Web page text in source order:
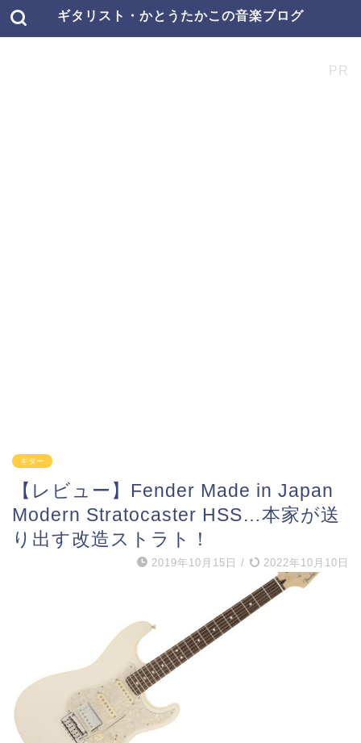
ギタリスト・かとうたかこの音楽ブログ
PR
ギター
【レビュー】Fender Made in Japan
Modern Stratocaster HSS…本家が送
り出す改造ストラト！
2019年10月15日 / 2022年10月10日